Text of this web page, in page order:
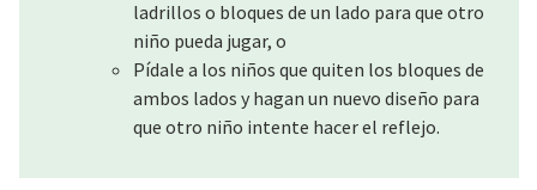
ladrillos o bloques de un lado para que otro
niño pueda jugar, o
Pídale a los niños que quiten los bloques de
ambos lados y hagan un nuevo diseño para
que otro niño intente hacer el reflejo.